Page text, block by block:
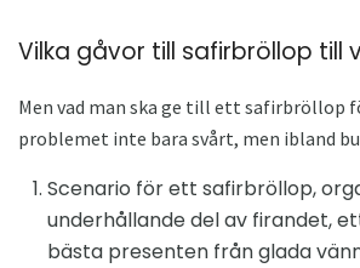
Vilka gåvor till safirbröllop till
Men vad man ska ge till ett safirbröllop
problemet inte bara svårt, men ibland
Scenario för ett safirbröllop,
underhållande del av firandet,
bästa presenten från glada